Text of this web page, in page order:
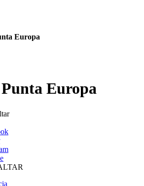
Europa
Europa